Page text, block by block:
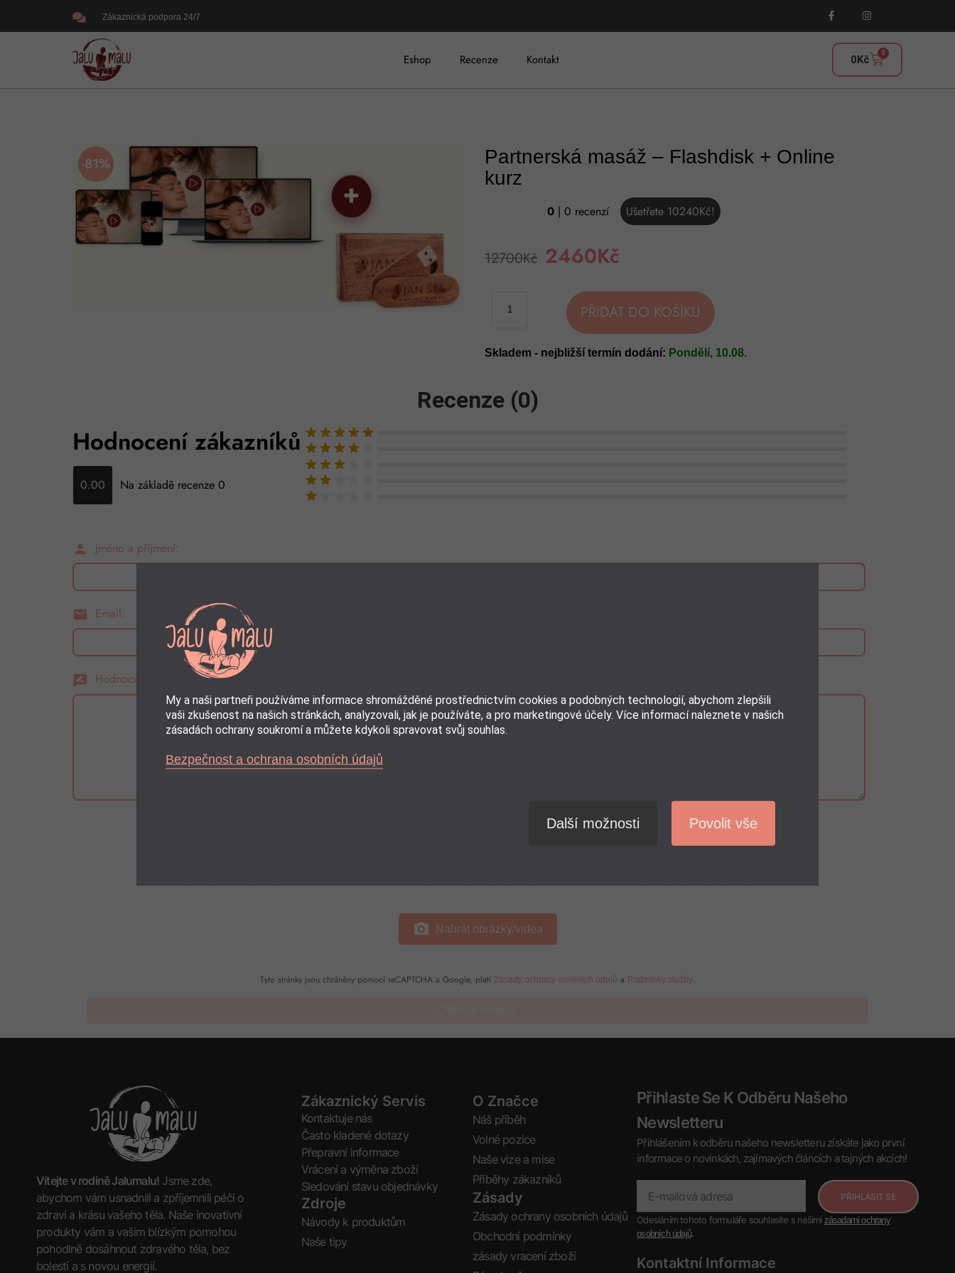
Zákaznická podpora 24/7
Eshop Recenze Kontakt 0Kč 0
-81%
Partnerská masáž – Flashdisk + Online
kurz
0 | 0 recenzí Ušetřete 10240Kč!
12700Kč 2460Kč
PŘIDAT DO KOŠÍKU
Skladem - nejbližší termín dodání: Pondělí, 10.08.
Recenze (0)
Hodnocení zákazníků
0.00 Na základě recenze 0
person Jméno a příjmení:
email Email:
rate_review Hodnocení:
photo_camera Nahrát obrázky/videa
Tyto stránky jsou chráněny pomocí reCAPTCHA a Google, platí Zásady ochrany osobních údajů a Podmínky služby.
Vítejte v rodině Jalumalu! Jsme zde,
abychom vám usnadnili a zpříjemnili péči o
zdraví a krásu vašeho těla. Naše inovativní
produkty vám a vašim blízkým pomohou
pohodlně dosáhnout zdravého těla, bez
bolesti a s novou energií.
Zákaznický Servis
Kontaktuje nás
Často kladené dotazy
Přepravní informace
Vrácení a výměna zboží
Sledování stavu objednávky
Zdroje
Návody k produktům
Naše tipy
O Značce
Náš příběh
Volné pozice
Naše vize a mise
Příběhy zákazníků
Zásady
Zásady ochrany osobních údajů
Obchodní podmínky
zásady vracení zboží
Přihlaste Se K Odběru Našeho
Newsletteru
Přihlášením k odběru našeho newsletteru získáte jako první
informace o novinkách, zajímavých článcích a tajných akcích!
PŘIHLÁSIT SE
Odesláním tohoto formuláře souhlasíte s našimi zásadami ochrany
osobních údajů.
Kontaktní Informace
My a naši partneři používáme informace shromážděné prostřednictvím cookies a podobných technologií, abychom zlepšili
vaši zkušenost na našich stránkách, analyzovali, jak je používáte, a pro marketingové účely. Více informací naleznete v našich
zásadách ochrany soukromí a můžete kdykoli spravovat svůj souhlas.
Bezpečnost a ochrana osobních údajů
Další možnosti Povolit vše